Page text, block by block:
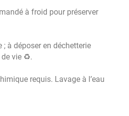
à froid pour préserver
; à déposer en déchetterie
de vie ♻️.
requis. Lavage à l’eau